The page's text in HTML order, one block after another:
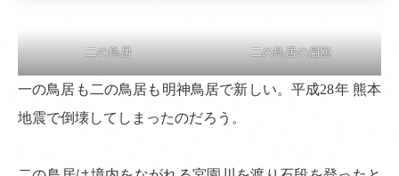
二の鳥居 二の鳥居の扁額
一の鳥居も二の鳥居も明神鳥居で新しい。平成28年 熊本
地震で倒壊してしまったのだろう。